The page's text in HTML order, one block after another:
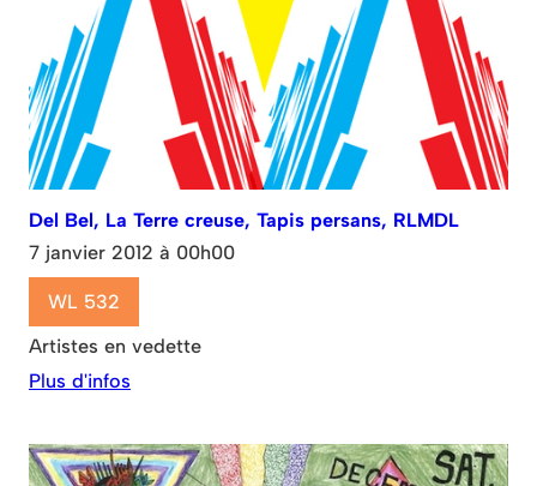
Del Bel, La Terre creuse, Tapis persans, RLMDL
7 janvier 2012 à 00h00
WL 532
Artistes en vedette
Plus d'infos